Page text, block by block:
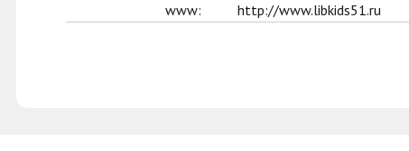
www:
http://www.libkids51.ru